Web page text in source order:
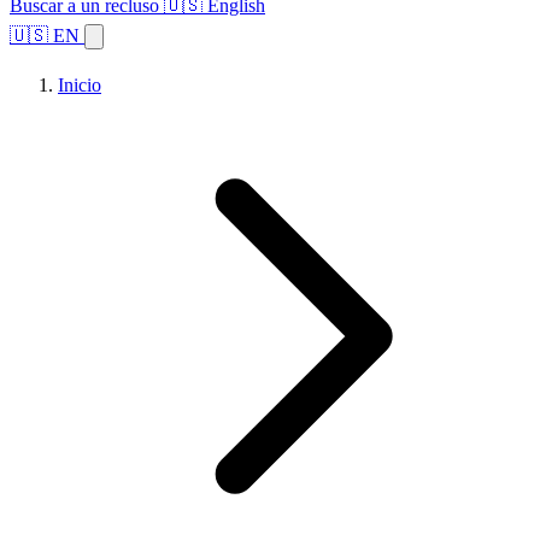
Buscar a un recluso 🇺🇸 English
🇺🇸 EN
Inicio